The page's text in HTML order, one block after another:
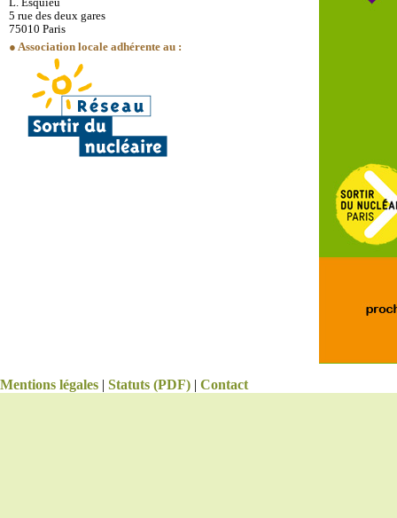
L. Esquieu
5 rue des deux gares
75010 Paris
● Association locale adhérente au :
Mentions légales | Statuts (PDF) | Contact